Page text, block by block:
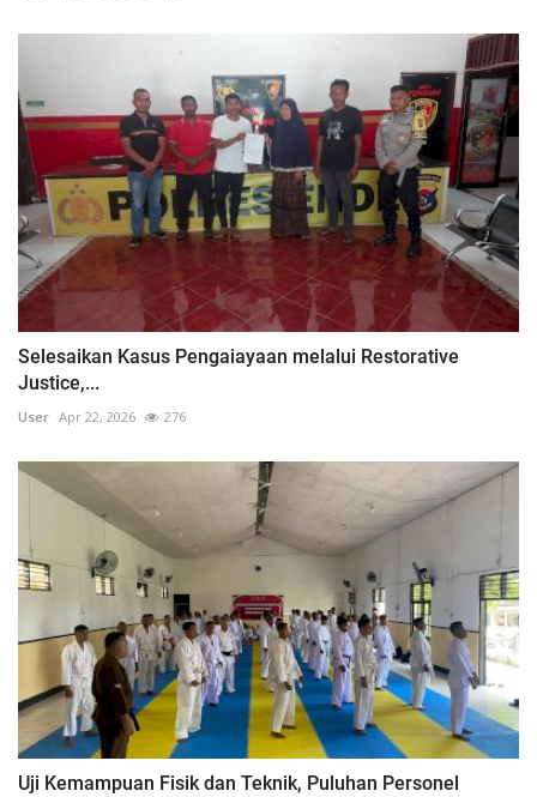
Selesaikan Kasus Pengaiayaan melalui Restorative
Justice,...
User Apr 22, 2026 276
Uji Kemampuan Fisik dan Teknik, Puluhan Personel